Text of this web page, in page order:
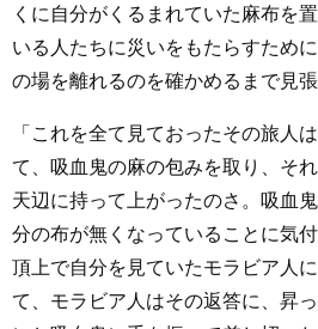
くに自分がくるまれていた麻布を
いる人たちに災いをもたらすため
の場を離れるのを確かめるまで見張
「これを全て見ておったその旅人
て、吸血鬼の麻の包みを取り、そ
天辺に持って上がったのさ。吸血
分の布が無くなっていることに気
頂上で自分を見ていたモラビア人
て、モラビア人はその返答に、昇